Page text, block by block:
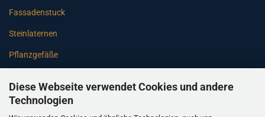
Diese Webseite verwendet Cookies und andere
Technologien
Fassadenstuck
Steinlaternen
Pflanzgefäße
Gartenbänke